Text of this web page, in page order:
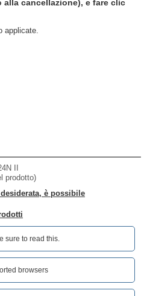
cancellazione), e fare clic
applicate.
II
prodotto)
è possibile
sure to read this.‎
browsers